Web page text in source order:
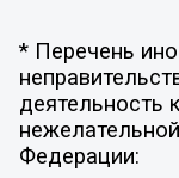
* Перечень
деятельность
Федерации: